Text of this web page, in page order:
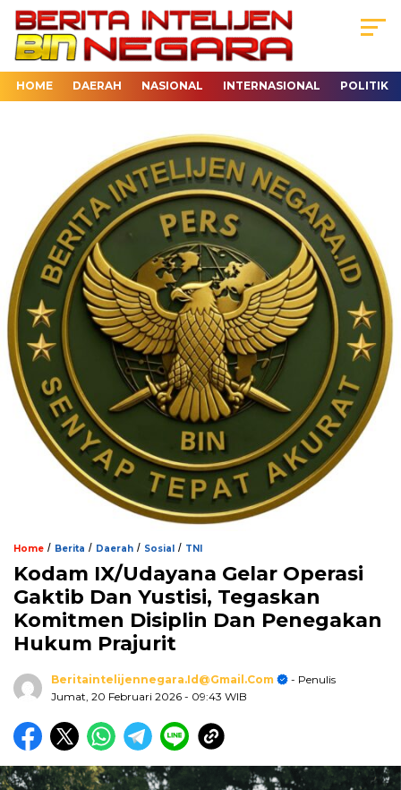
HOME DAERAH NASIONAL INTERNASIONAL POLITIK
Home / Berita / Daerah / Sosial / TNI
Kodam IX/Udayana Gelar Operasi
Gaktib Dan Yustisi, Tegaskan
Komitmen Disiplin Dan Penegakan
Hukum Prajurit
Beritaintelijennegara.id@gmail.com
- Penulis
Jumat, 20 Februari 2026 - 09:43 WIB